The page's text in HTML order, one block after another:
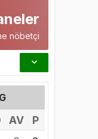
nöbetçi
AV
P